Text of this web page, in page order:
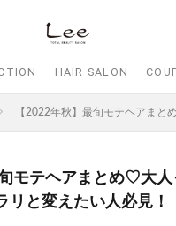
HAIR SALON
【2022年秋】最旬モテヘアま
モテヘアまとめ♡大
リと変えたい人必見！